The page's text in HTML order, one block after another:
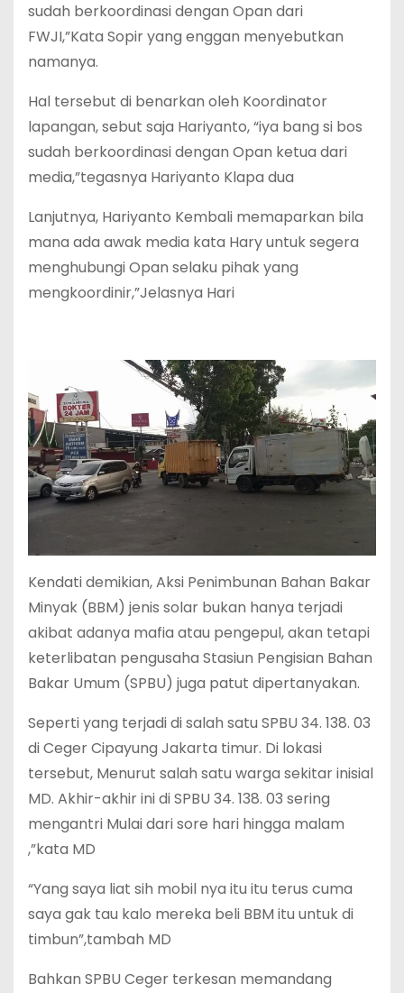
sudah berkoordinasi dengan Opan dari
FWJI,”Kata Sopir yang enggan menyebutkan
namanya.
Hal tersebut di benarkan oleh Koordinator
lapangan, sebut saja Hariyanto, “iya bang si bos
sudah berkoordinasi dengan Opan ketua dari
media,”tegasnya Hariyanto Klapa dua
Lanjutnya, Hariyanto Kembali memaparkan bila
mana ada awak media kata Hary untuk segera
menghubungi Opan selaku pihak yang
mengkoordinir,”Jelasnya Hari
Kendati demikian, Aksi Penimbunan Bahan Bakar
Minyak (BBM) jenis solar bukan hanya terjadi
akibat adanya mafia atau pengepul, akan tetapi
keterlibatan pengusaha Stasiun Pengisian Bahan
Bakar Umum (SPBU) juga patut dipertanyakan.
Seperti yang terjadi di salah satu SPBU 34. 138. 03
di Ceger Cipayung Jakarta timur. Di lokasi
tersebut, Menurut salah satu warga sekitar inisial
MD. Akhir-akhir ini di SPBU 34. 138. 03 sering
mengantri Mulai dari sore hari hingga malam
,”kata MD
“Yang saya liat sih mobil nya itu itu terus cuma
saya gak tau kalo mereka beli BBM itu untuk di
timbun”,tambah MD
Bahkan SPBU Ceger terkesan memandang